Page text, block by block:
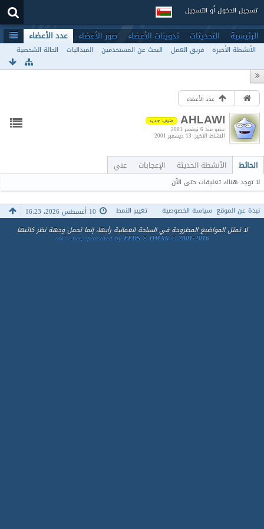
تسجيل الدخول أو التسجيل
الرئيسية التحديثات تدوينات الأعضاء صور الأعضاء عدد الأعضاء
الأنشطة الأخيرة فريق العمل البحث عن المستخدمين الميداليات الحالة الشخصية
عدد الأعضاء
AHLAWI ضيف جديد
عضو منذ 6 نوفمبر 2001
النشاط الأخير 13 ديسمبر 2001
الحائط الأنشطة الحديثة الإعجابات عني
لا توجد هناك تعليقات حتى الآن
نبذة عن الموقع سياسة الخصوصية 10 أغسطس 2026، 16:23
تغيير النمط
لا تمثل المواضيع المطروحة في الساحة العمانية رأيها، إنما تحمل وجهة نظر كاتبها
om77.net, sponsored byEEDS ® OMAN © 2001-2016